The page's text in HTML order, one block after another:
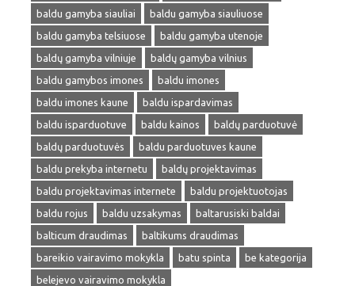
baldu gamyba siauliai
baldu gamyba siauliuose
baldu gamyba telsiuose
baldu gamyba utenoje
baldų gamyba vilniuje
baldų gamyba vilnius
baldu gamybos imones
baldu imones
baldu imones kaune
baldu ispardavimas
baldu isparduotuve
baldu kainos
baldų parduotuvė
baldų parduotuvės
baldu parduotuves kaune
baldu prekyba internetu
baldų projektavimas
baldu projektavimas internete
baldu projektuotojas
baldu rojus
baldu uzsakymas
baltarusiski baldai
balticum draudimas
baltikums draudimas
bareikio vairavimo mokykla
batu spinta
be kategorija
belejevo vairavimo mokykla